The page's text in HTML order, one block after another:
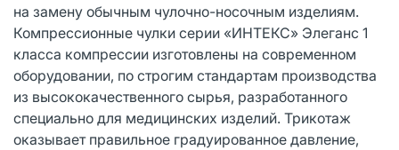
на замену обычным чулочно-носочным изделиям.
Компрессионные чулки серии «ИНТЕКС» Элеганс 1
класса компрессии изготовлены на современном
оборудовании, по строгим стандартам производства
из высококачественного сырья, разработанного
специально для медицинских изделий. Трикотаж
оказывает правильное градуированное давление,